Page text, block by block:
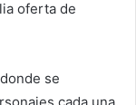
oferta de
se